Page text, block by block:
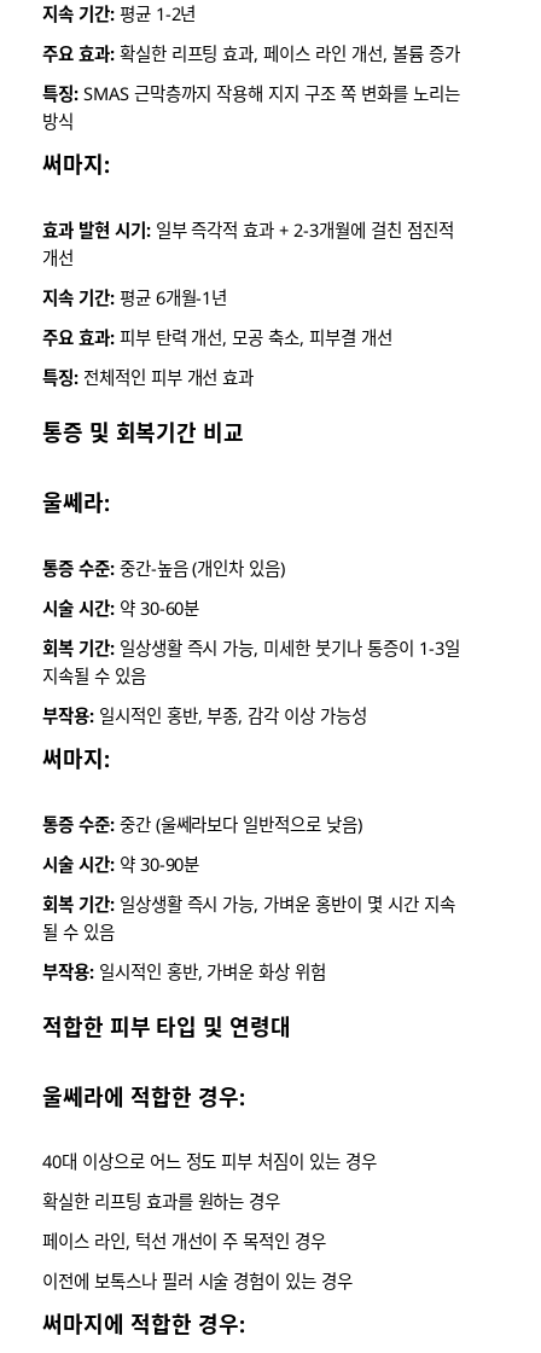
지속 기간:평균 1-2년
주요 효과:확실한 리프팅 효과, 페이스 라인 개선, 볼륨 증가
특징:SMAS 근막층까지 작용해 지지 구조 쪽 변화를 노리는
방식
써마지:
효과 발현 시기:일부 즉각적 효과 + 2-3개월에 걸친 점진적
개선
지속 기간:평균 6개월-1년
주요 효과:피부 탄력 개선, 모공 축소, 피부결 개선
특징:전체적인 피부 개선 효과
통증 및 회복기간 비교
울쎄라:
통증 수준:중간-높음 (개인차 있음)
시술 시간:약 30-60분
회복 기간:일상생활 즉시 가능, 미세한 붓기나 통증이 1-3일
지속될 수 있음
부작용:일시적인 홍반, 부종, 감각 이상 가능성
써마지:
통증 수준:중간 (울쎄라보다 일반적으로 낮음)
시술 시간:약 30-90분
회복 기간:일상생활 즉시 가능, 가벼운 홍반이 몇 시간 지속
될 수 있음
부작용:일시적인 홍반, 가벼운 화상 위험
적합한 피부 타입 및 연령대
울쎄라에 적합한 경우:
40대 이상으로 어느 정도 피부 처짐이 있는 경우
확실한 리프팅 효과를 원하는 경우
페이스 라인, 턱선 개선이 주 목적인 경우
이전에 보톡스나 필러 시술 경험이 있는 경우
써마지에 적합한 경우: